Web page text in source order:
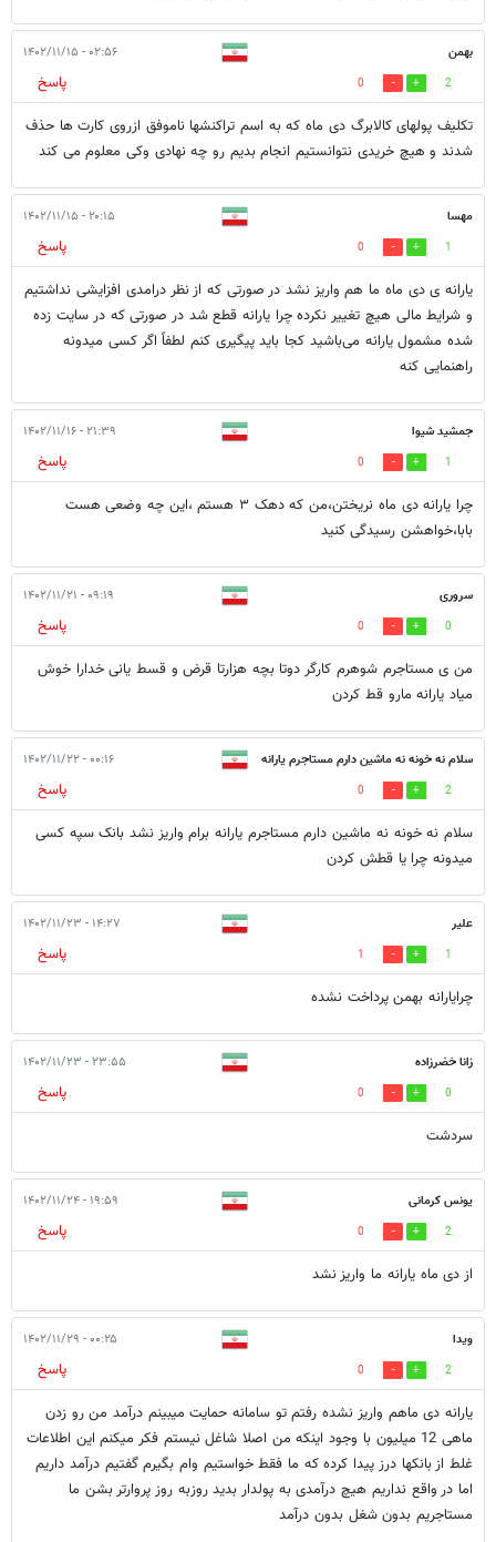
بهمن ۰۲:۵۶ - ۱۴۰۲/۱۱/۱۵
2
0
پاسخ
تکلیف پولهای کالابرگ دی ماه که به اسم تراکنشها ناموفق ازروی کارت ها حذف
شدند و هیچ خریدی نتوانستیم انجام بدیم رو چه نهادی وکی معلوم می کند
مهسا ۲۰:۱۵ - ۱۴۰۲/۱۱/۱۵
1
0
پاسخ
یارانه ی دی ماه ما هم واریز نشد در صورتی که از نظر درامدی افزایشی نداشتیم
و شرایط مالی هیچ تغییر نکرده چرا یارانه قطع شد در صورتی که در سایت زده
شده مشمول یارانه می‌باشید کجا باید پیگیری کنم لطفاً اگر کسی میدونه
راهنمایی کنه
جمشید شیوا ۲۱:۳۹ - ۱۴۰۲/۱۱/۱۶
1
0
پاسخ
چرا یارانه دی ماه نریختن،من که دهک ۳ هستم ،این چه وضعی هست
بابا،خواهشن رسیدگی کنید
سروری ۰۹:۱۹ - ۱۴۰۲/۱۱/۲۱
0
0
پاسخ
من ی مستاجرم شوهرم کارگر دوتا بچه هزارتا قرض و قسط یانی خدارا خوش
میاد یارانه مارو قط کردن
سلام نه خونه نه ماشین دارم مستاجرم یارانه
نیومد
۰۰:۱۶ - ۱۴۰۲/۱۱/۲۲
2
0
پاسخ
سلام نه خونه نه ماشین دارم مستاجرم یارانه برام واریز نشد بانک سپه کسی
میدونه چرا یا قطش کردن
علیر ۱۴:۲۷ - ۱۴۰۲/۱۱/۲۳
1
1
پاسخ
چرایارانه بهمن پرداخت نشده
زانا خضرزاده ۲۳:۵۵ - ۱۴۰۲/۱۱/۲۳
0
0
پاسخ
سردشت
یونس کرمانی ۱۹:۵۹ - ۱۴۰۲/۱۱/۲۴
2
0
پاسخ
از دی ماه یارانه ما واریز نشد
ویدا ۰۰:۲۵ - ۱۴۰۲/۱۱/۲۹
2
0
پاسخ
یارانه دی ماهم واریز نشده رفتم تو سامانه حمایت میبینم درآمد من رو زدن
ماهی 12 میلیون با وجود اینکه من اصلا شاغل نیستم فکر میکنم این اطلاعات
غلط از بانکها درز پیدا کرده که ما فقط خواستیم وام بگیرم گفتیم درآمد داریم
اما در واقع نداریم هیچ درآمدی به پولدار بدید روزبه روز پروارتر بشن ما
مستاجریم بدون شغل بدون درآمد